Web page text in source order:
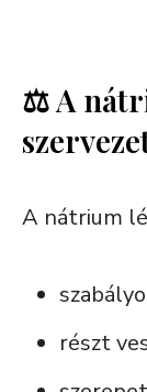
⚖️ A
A nátrium
részt